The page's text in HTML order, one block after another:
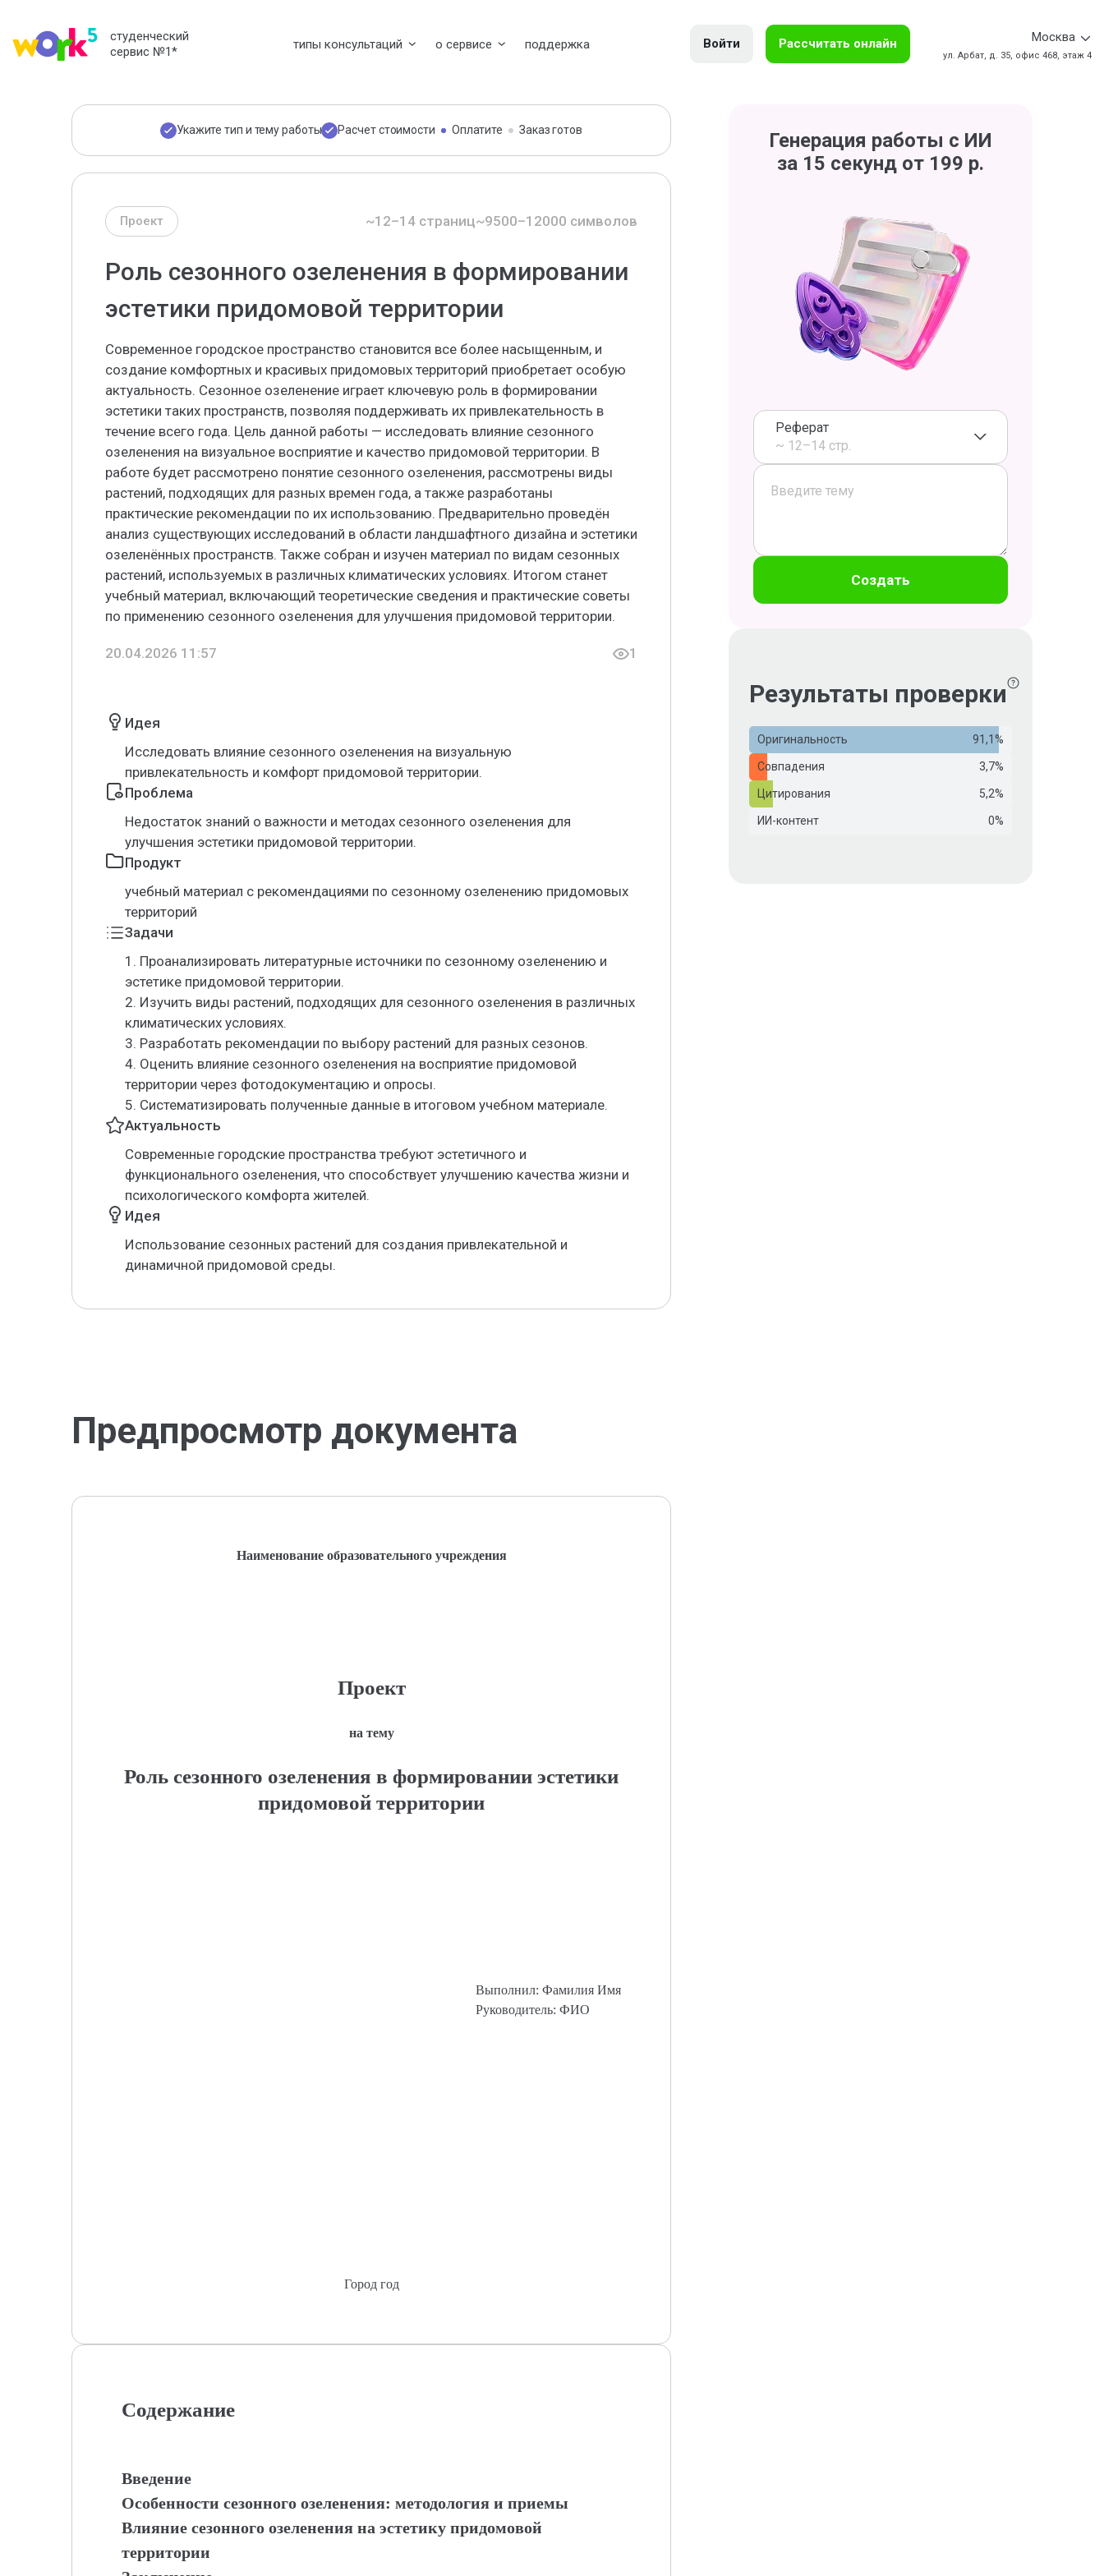
студенческий
сервис №1* типы консультаций о сервисе поддержка Войти Рассчитать онлайн Москва
ул. Арбат, д. 35, офис 468, этаж 4
Укажите тип и тему работы Расчет стоимости Оплатите Заказ готов
Проект ~12–14 страниц~9500–12000 символов
Роль сезонного озеленения в формировании
эстетики придомовой территории
Современное городское пространство становится все более насыщенным, и
создание комфортных и красивых придомовых территорий приобретает особую
актуальность. Сезонное озеленение играет ключевую роль в формировании
эстетики таких пространств, позволяя поддерживать их привлекательность в
течение всего года. Цель данной работы — исследовать влияние сезонного
озеленения на визуальное восприятие и качество придомовой территории. В
работе будет рассмотрено понятие сезонного озеленения, рассмотрены виды
растений, подходящих для разных времен года, а также разработаны
практические рекомендации по их использованию. Предварительно проведён
анализ существующих исследований в области ландшафтного дизайна и эстетики
озеленённых пространств. Также собран и изучен материал по видам сезонных
растений, используемых в различных климатических условиях. Итогом станет
учебный материал, включающий теоретические сведения и практические советы
по применению сезонного озеленения для улучшения придомовой территории.
20.04.2026 11:57 1
Идея
Исследовать влияние сезонного озеленения на визуальную
привлекательность и комфорт придомовой территории.
Проблема
Недостаток знаний о важности и методах сезонного озеленения для
улучшения эстетики придомовой территории.
Продукт
учебный материал с рекомендациями по сезонному озеленению придомовых
территорий
Задачи
1. Проанализировать литературные источники по сезонному озеленению и
эстетике придомовой территории.
2. Изучить виды растений, подходящих для сезонного озеленения в различных
климатических условиях.
3. Разработать рекомендации по выбору растений для разных сезонов.
4. Оценить влияние сезонного озеленения на восприятие придомовой
территории через фотодокументацию и опросы.
5. Систематизировать полученные данные в итоговом учебном материале.
Актуальность
Современные городские пространства требуют эстетичного и
функционального озеленения, что способствует улучшению качества жизни и
психологического комфорта жителей.
Идея
Использование сезонных растений для создания привлекательной и
динамичной придомовой среды.
Предпросмотр документа
Наименование образовательного учреждения
Проект
на тему
Роль сезонного озеленения в формировании эстетики
придомовой территории
Выполнил: Фамилия Имя
Руководитель: ФИО
Город год
Содержание
Введение
Особенности сезонного озеленения: методология и приемы
Влияние сезонного озеленения на эстетику придомовой
территории
Генерация работы с ИИ
за 15 секунд от 199 р.
Реферат
~ 12–14 стр.
Создать
Результаты проверки
Оригинальность 91,1%
Совпадения 3,7%
Цитирования 5,2%
ИИ-контент 0%